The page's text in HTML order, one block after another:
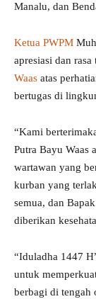
Manalu, dan
Ketua PWPM
apresiasi dan
Waas atas
bertugas di
“Kami
Putra Bayu Waas
wartawan yang
kurban yang
semua, dan
diberikan
“Iduladha 1447
untuk
berbagi di tengah